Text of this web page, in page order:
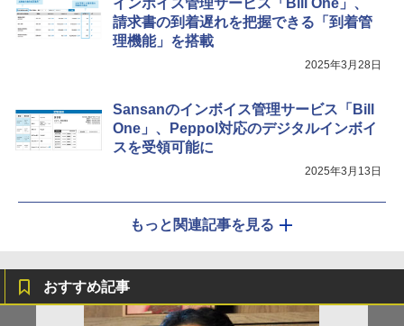
インボイス管理サービス「Bill One」、
請求書の到着遅れを把握できる「到着管
理機能」を搭載
2025年3月28日
Sansanのインボイス管理サービス「Bill
One」、Peppol対応のデジタルインボイ
スを受領可能に
2025年3月13日
もっと関連記事を見る
おすすめ記事